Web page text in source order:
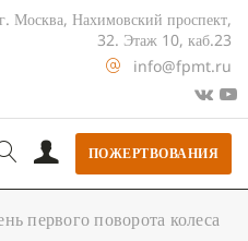
г. Москва, Нахимовский проспект,
32. Этаж 10, каб.23
info@fpmt.ru
ПОЖЕРТВОВАНИЯ
первого поворота колеса